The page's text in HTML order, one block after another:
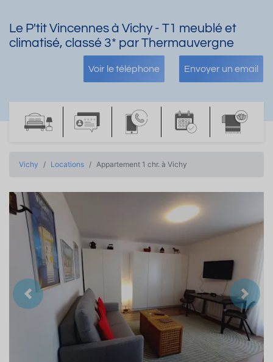
Le P'tit Vincennes à Vichy - T1 meublé et
climatisé, classé 3* par Thermauvergne
Voir le téléphone Envoyer un email
Vichy Locations Appartement 1 chr. à Vichy
Précedent